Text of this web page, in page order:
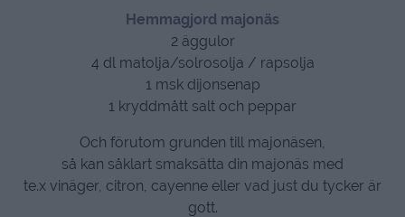
Hemmagjord majonäs
2 äggulor
4 dl matolja/solrosolja / rapsolja
1 msk dijonsenap
1 kryddmått salt och peppar
Och förutom grunden till majonäsen,
så kan såklart smaksätta din majonäs med
te.x vinäger, citron, cayenne eller vad just du tycker är
gott.